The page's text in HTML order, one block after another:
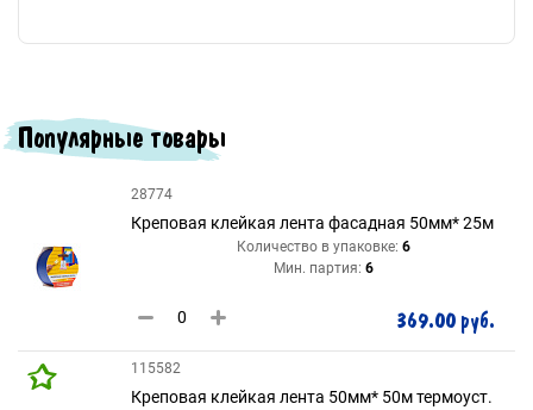
Популярные товары
28774
Креповая клейкая лента фасадная 50мм* 25м
Количество в упаковке: 6
Мин. партия: 6
369.00 руб.
115582
Креповая клейкая лента 50мм* 50м термоуст.